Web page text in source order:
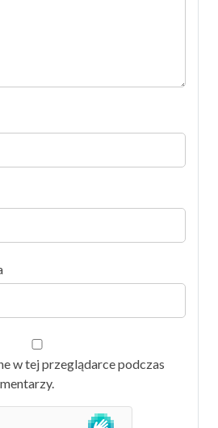
w tej przeglądarce podczas